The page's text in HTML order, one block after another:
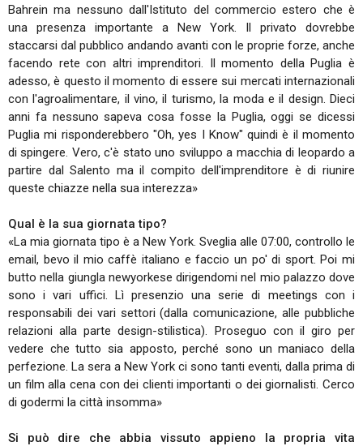
Bahrein ma nessuno dall'Istituto del commercio estero che è
una presenza importante a New York. Il privato dovrebbe
staccarsi dal pubblico andando avanti con le proprie forze, anche
facendo rete con altri imprenditori. Il momento della Puglia è
adesso, è questo il momento di essere sui mercati internazionali
con l'agroalimentare, il vino, il turismo, la moda e il design. Dieci
anni fa nessuno sapeva cosa fosse la Puglia, oggi se dicessi
Puglia mi risponderebbero "Oh, yes I Know" quindi è il momento
di spingere. Vero, c'è stato uno sviluppo a macchia di leopardo a
partire dal Salento ma il compito dell'imprenditore è di riunire
queste chiazze nella sua interezza»
Qual è la sua giornata tipo?
«La mia giornata tipo è a New York. Sveglia alle 07:00, controllo le
email, bevo il mio caffè italiano e faccio un po' di sport. Poi mi
butto nella giungla newyorkese dirigendomi nel mio palazzo dove
sono i vari uffici. Lì presenzio una serie di meetings con i
responsabili dei vari settori (dalla comunicazione, alle pubbliche
relazioni alla parte design-stilistica). Proseguo con il giro per
vedere che tutto sia apposto, perché sono un maniaco della
perfezione. La sera a New York ci sono tanti eventi, dalla prima di
un film alla cena con dei clienti importanti o dei giornalisti. Cerco
di godermi la città insomma»
Si può dire che abbia vissuto appieno la propria vita